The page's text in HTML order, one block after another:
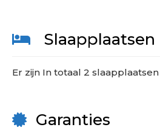
Slaapplaatsen
Er zijn In totaal 2 slaapplaatsen
Garanties